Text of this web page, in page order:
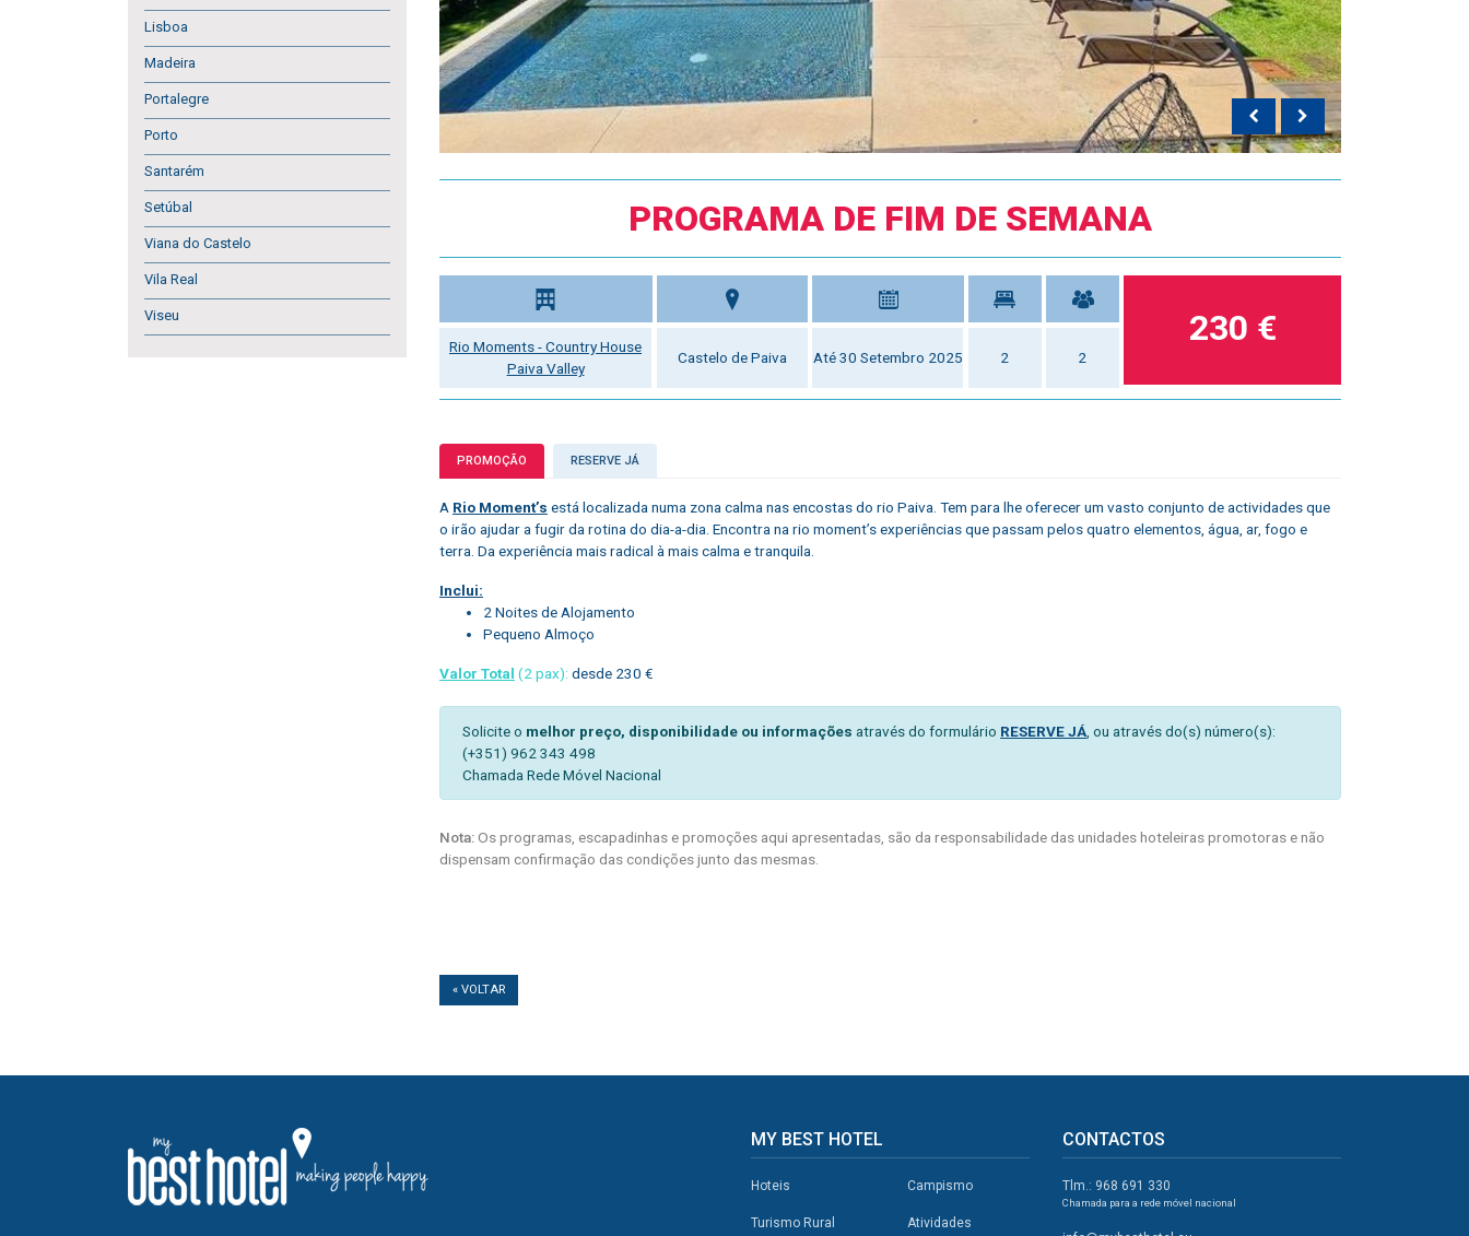
Lisboa
Madeira
Portalegre
Porto
Santarém
Setúbal
Viana do Castelo
Vila Real
Viseu
PROGRAMA DE FIM DE SEMANA
Rio Moments - Country House
Paiva Valley
Castelo de Paiva Até 30 Setembro 2025 2 2
230 €
PROMOÇÃO RESERVE JÁ
A Rio Moment’s está localizada numa zona calma nas encostas do rio Paiva. Tem para lhe oferecer um vasto conjunto de actividades que
o irão ajudar a fugir da rotina do dia-a-dia. Encontra na rio moment’s experiências que passam pelos quatro elementos, água, ar, fogo e
terra. Da experiência mais radical à mais calma e tranquila.
Inclui:
2 Noites de Alojamento
Pequeno Almoço
Valor Total (2 pax): desde 230 €
Solicite o melhor preço, disponibilidade ou informações através do formulário RESERVE JÁ, ou através do(s) número(s):
(+351) 962 343 498
Chamada Rede Móvel Nacional
Nota:Os programas, escapadinhas e promoções aqui apresentadas, são da responsabilidade das unidades hoteleiras promotoras e não
dispensam confirmação das condições junto das mesmas.
« VOLTAR
MY BEST HOTEL
Hoteis
Turismo Rural
Campismo
Atividades
CONTACTOS
Tlm.: 968 691 330
Chamada para a rede móvel nacional